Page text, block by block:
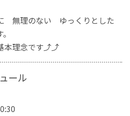
無理のない ゆっくりとした
本理念です⤴⤴
ール